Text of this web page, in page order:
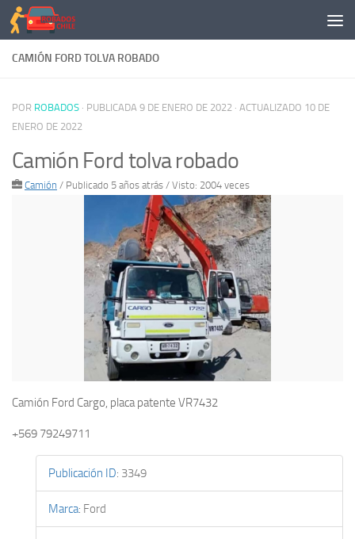
Saltar al contenido
CAMIÓN FORD TOLVA ROBADO
POR ROBADOS · PUBLICADA 9 DE ENERO DE 2022 · ACTUALIZADO 10 DE
ENERO DE 2022
Camión Ford tolva robado
Camión / Publicado 5 años atrás / Visto: 2004 veces
Camión Ford Cargo, placa patente VR7432
+569 79249711
Publicación ID: 3349
Marca: Ford